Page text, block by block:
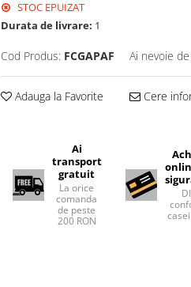
STOC EPUIZAT
Durata de livrare: 1
Cod Produs: FCGAPAF Ai nevoie
Adauga la Favorite Cere
Ai
transport
gratuit
La orice
comanda
de peste
200 RON